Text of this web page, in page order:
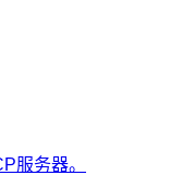
服务器。